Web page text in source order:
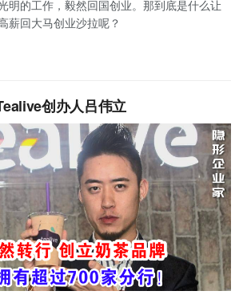
明的工作，毅然回国创业。那到底是什么让
薪回大马创业沙拉呢？
创办人吕伟立